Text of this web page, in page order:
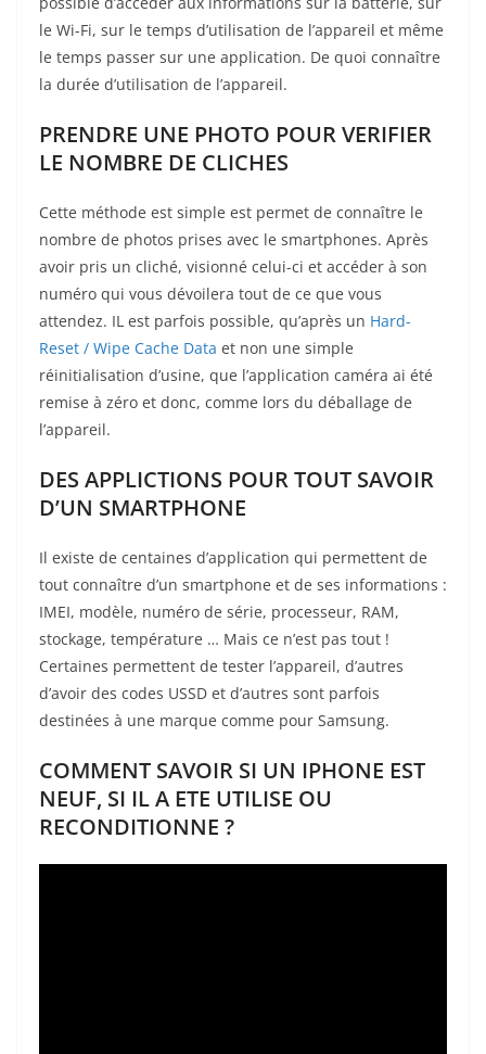
le Wi-Fi, sur le temps d’utilisation de l’appareil et même
le temps passer sur une application. De quoi connaître
la durée d’utilisation de l’appareil.
PRENDRE UNE PHOTO POUR VERIFIER
LE NOMBRE DE CLICHES
Cette méthode est simple est permet de connaître le
nombre de photos prises avec le smartphones. Après
avoir pris un cliché, visionné celui-ci et accéder à son
numéro qui vous dévoilera tout de ce que vous
attendez. IL est parfois possible, qu’après un Hard-
Reset / Wipe Cache Data et non une simple
réinitialisation d’usine, que l’application caméra ai été
remise à zéro et donc, comme lors du déballage de
l’appareil.
DES APPLICTIONS POUR TOUT SAVOIR
D’UN SMARTPHONE
Il existe de centaines d’application qui permettent de
tout connaître d’un smartphone et de ses informations :
IMEI, modèle, numéro de série, processeur, RAM,
stockage, température … Mais ce n’est pas tout !
Certaines permettent de tester l’appareil, d’autres
d’avoir des codes USSD et d’autres sont parfois
destinées à une marque comme pour Samsung.
COMMENT SAVOIR SI UN IPHONE EST
NEUF, SI IL A ETE UTILISE OU
RECONDITIONNE ?